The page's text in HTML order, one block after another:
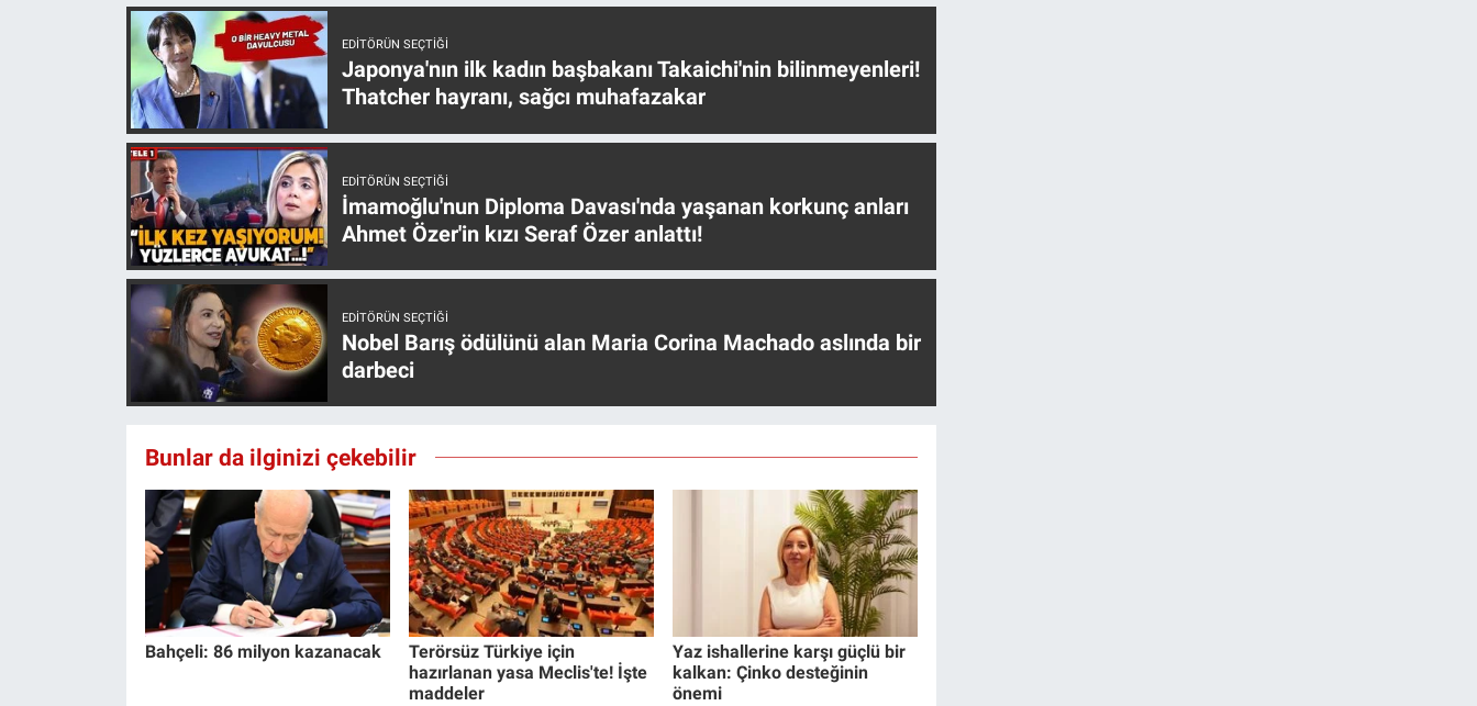
EDITÖRÜN SEÇTIĞI
Japonya'nın ilk kadın başbakanı Takaichi'nin bilinmeyenleri!
Thatcher hayranı, sağcı muhafazakar
EDITÖRÜN SEÇTIĞI
İmamoğlu'nun Diploma Davası'nda yaşanan korkunç anları
Ahmet Özer'in kızı Seraf Özer anlattı!
EDITÖRÜN SEÇTIĞI
Nobel Barış ödülünü alan Maria Corina Machado aslında bir
darbeci
Bunlar da ilginizi çekebilir
Bahçeli: 86 milyon kazanacak
Terörsüz Türkiye için
hazırlanan yasa Meclis'te! İşte
maddeler
Yaz ishallerine karşı güçlü bir
kalkan: Çinko desteğinin
önemi
Yerel Gündem
Yerel Yaşam
Canlı Yayın